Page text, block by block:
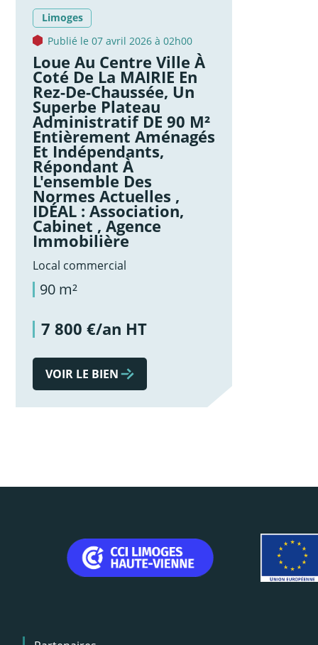
Limoges
Publié le 07 avril 2026 à 02h00
Loue Au Centre Ville À
Coté De La MAIRIE En
Rez-De-Chaussée, Un
Superbe Plateau
Administratif DE 90 M²
Entièrement Aménagés
Et Indépendants,
Répondant À
L'ensemble Des
Normes Actuelles ,
IDÉAL : Association,
Cabinet , Agence
Immobilière
Local commercial
90 m²
7 800 €/an HT
VOIR LE BIEN
Menu